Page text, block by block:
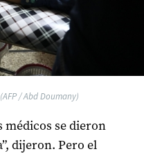
/ Abd Doumany)
médicos se dieron
dijeron. Pero el